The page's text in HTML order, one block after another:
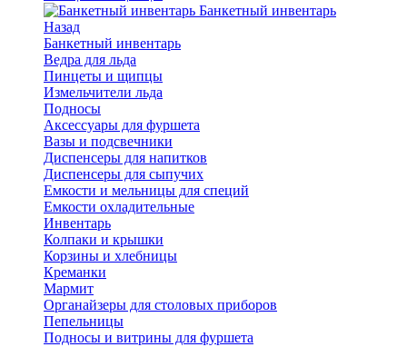
Банкетный инвентарь
Назад
Банкетный инвентарь
Ведра для льда
Пинцеты и щипцы
Измельчители льда
Подносы
Аксессуары для фуршета
Вазы и подсвечники
Диспенсеры для напитков
Диспенсеры для сыпучих
Емкости и мельницы для специй
Емкости охладительные
Инвентарь
Колпаки и крышки
Корзины и хлебницы
Креманки
Мармит
Органайзеры для столовых приборов
Пепельницы
Подносы и витрины для фуршета